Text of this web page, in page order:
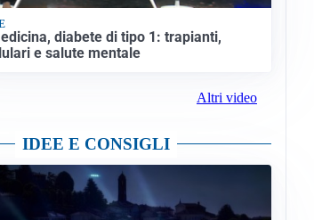
diabete di tipo 1: trapianti,
e salute mentale
Altri video
IDEE E CONSIGLI